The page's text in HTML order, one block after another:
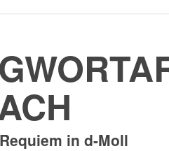
in d-Moll